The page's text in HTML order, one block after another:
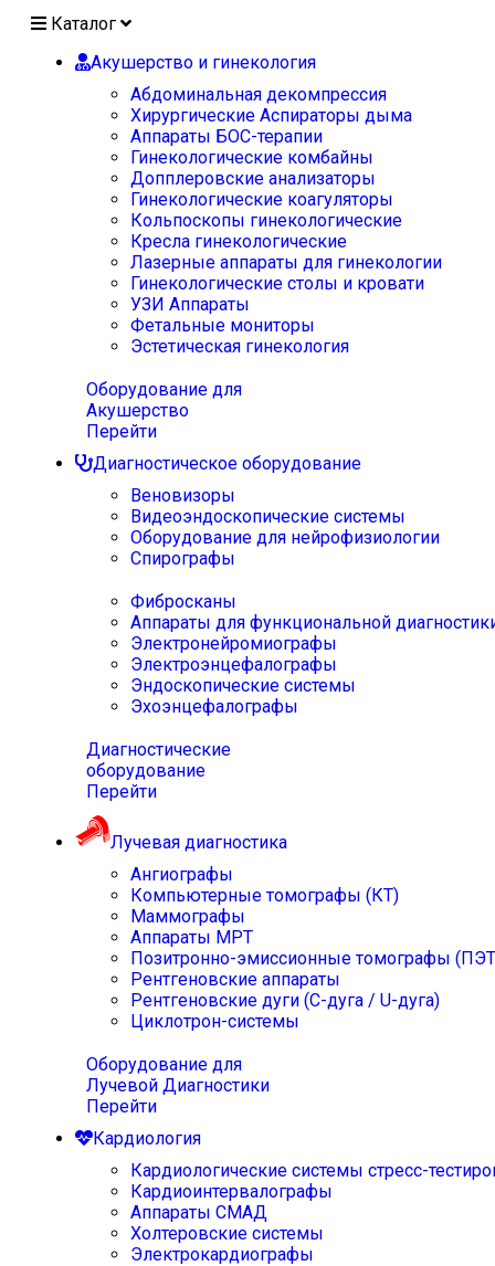
Каталог
Акушерство и гинекология
Абдоминальная декомпрессия
Хирургические Аспираторы дыма
Аппараты БОС-терапии
Гинекологические комбайны
Допплеровские анализаторы
Гинекологические коагуляторы
Кольпоскопы гинекологические
Кресла гинекологические
Лазерные аппараты для гинекологии
Гинекологические столы и кровати
УЗИ Аппараты
Фетальные мониторы
Эстетическая гинекология
Оборудование для
Акушерство
Перейти
Диагностическое оборудование
Веновизоры
Видеоэндоскопические системы
Оборудование для нейрофизиологии
Спирографы
Фибросканы
Аппараты для функциональной
Электронейромиографы
Электроэнцефалографы
Эндоскопические системы
Эхоэнцефалографы
Диагностические
оборудование
Перейти
Лучевая диагностика
Ангиографы
Компьютерные томографы (КТ)
Маммографы
Аппараты МРТ
Позитронно-эмиссионные томографы
Рентгеновские аппараты
Рентгеновские дуги (С-дуга / U-дуга)
Циклотрон-системы
Оборудование для
Лучевой Диагностики
Перейти
Кардиология
Кардиологические системы стресс-
Кардиоинтервалографы
Аппараты СМАД
Холтеровские системы
Электрокардиографы